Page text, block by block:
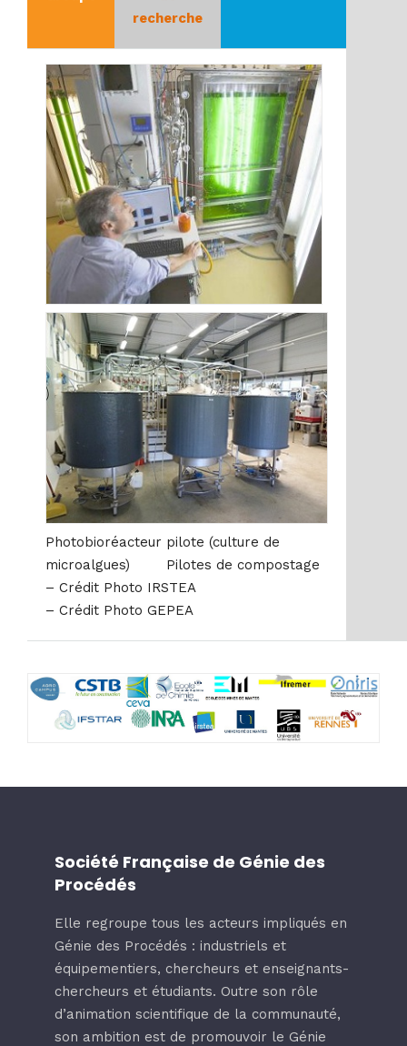
recherche
Photobioréacteur pilote (culture de
microalgues) Pilotes de compostage
– Crédit Photo IRSTEA
– Crédit Photo GEPEA
Société Française de Génie des
Procédés
Elle regroupe tous les acteurs impliqués en
Génie des Procédés : industriels et
équipementiers, chercheurs et enseignants-
chercheurs et étudiants. Outre son rôle
d’animation scientifique de la communauté,
son ambition est de promouvoir le Génie